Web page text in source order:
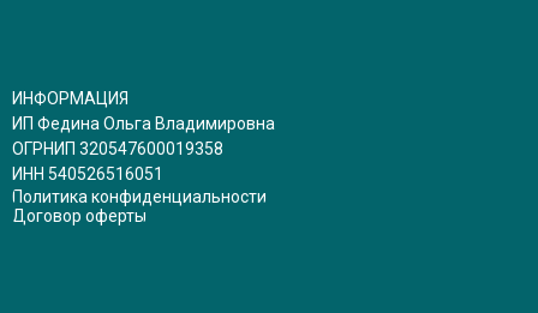
ИНФОРМАЦИЯ
ИП Федина Ольга Владимировна
ОГРНИП 320547600019358
ИНН 540526516051
Политика конфиденциальности
Договор оферты